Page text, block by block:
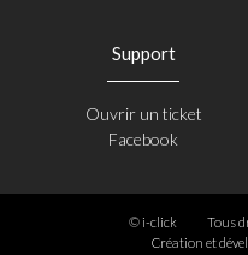
Support
Ouvrir un ticket
Facebook
© i-click
Tous
Création et